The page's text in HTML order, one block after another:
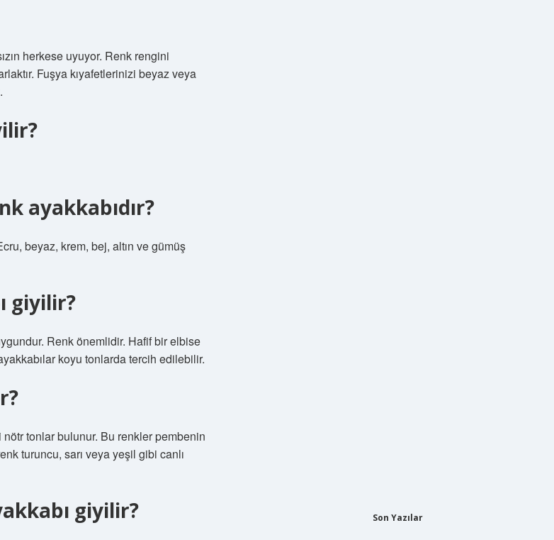
herkese uyuyor. Renk rengini
Fuşya kıyafetlerinizi beyaz veya
ayakkabıdır?
beyaz, krem, bej, altın ve gümüş
giyilir?
Renk önemlidir. Hafif bir elbise
koyu tonlarda tercih edilebilir.
tonlar bulunur. Bu renkler pembenin
turuncu, sarı veya yeşil gibi canlı
giyilir? Son Yazılar